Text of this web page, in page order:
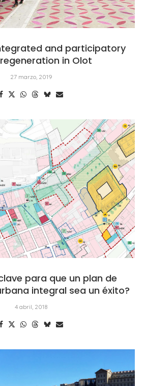
and participatory
in Olot
27 marzo, 2019
para que un plan de
integral sea un éxito?
4 abril, 2018